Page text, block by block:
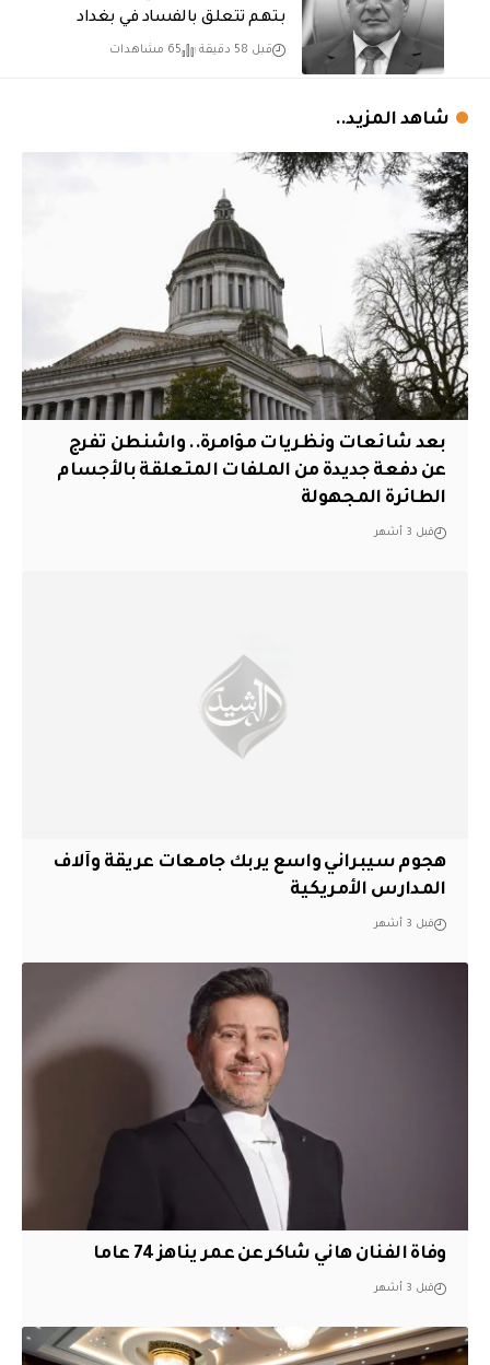
بتهم تتعلق بالفساد في بغداد
قبل 58 دقيقة 65 مشاهدات
شاهد المزيد..
بعد شائعات ونظريات مؤامرة.. واشنطن تفرج
عن دفعة جديدة من الملفات المتعلقة بالأجسام
الطائرة المجهولة
قبل 3 أشهر
هجوم سيبراني واسع يربك جامعات عريقة وآلاف
المدارس الأمريكية
قبل 3 أشهر
وفاة الفنان هاني شاكر عن عمر يناهز 74 عاما
قبل 3 أشهر